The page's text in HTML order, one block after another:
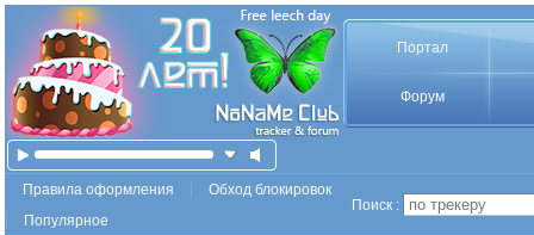
Портал
Форум
Правила оформления
Обход блокировок
Популярное
Поиск :